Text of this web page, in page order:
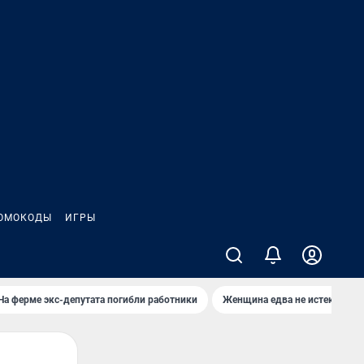
ИГРЫ
ферме экс-депутата погибли работники Женщина едва не истекла